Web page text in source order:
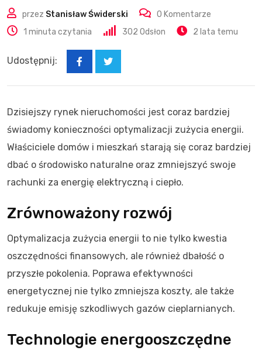
przez Stanisław Świderski 0 Komentarze
1 minuta czytania
302 Odsłon 2 lata temu
Udostępnij:
Dzisiejszy rynek nieruchomości jest coraz bardziej
świadomy konieczności optymalizacji zużycia energii.
Właściciele domów i mieszkań starają się coraz bardziej
dbać o środowisko naturalne oraz zmniejszyć swoje
rachunki za energię elektryczną i ciepło.
Zrównoważony rozwój
Optymalizacja zużycia energii to nie tylko kwestia
oszczędności finansowych, ale również dbałość o
przyszłe pokolenia. Poprawa efektywności
energetycznej nie tylko zmniejsza koszty, ale także
redukuje emisję szkodliwych gazów cieplarnianych.
Technologie energooszczędne